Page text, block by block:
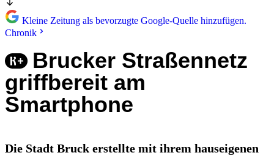
Kleine Zeitung als bevorzugte Google-Quelle hinzufügen.
Chronik
Brucker Straßennetz
griffbereit am
Smartphone
Die Stadt Bruck erstellte mit ihrem hauseigenen